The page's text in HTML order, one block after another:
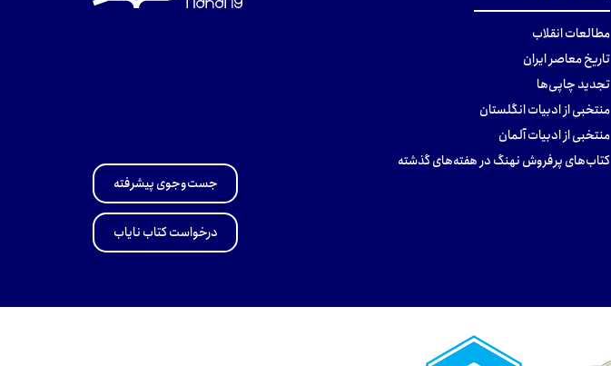
مطالعات انقلاب
تاریخ معاصر ایران
تجدید چاپی‌ها
منتخبی از ادبیات انگلستان
منتخبی از ادبیات آلمان
کتاب‌های پرفروش نهنگ در هفته‌های گذشته
جست‌وجوی پیشرفته
درخواست کتاب نایاب